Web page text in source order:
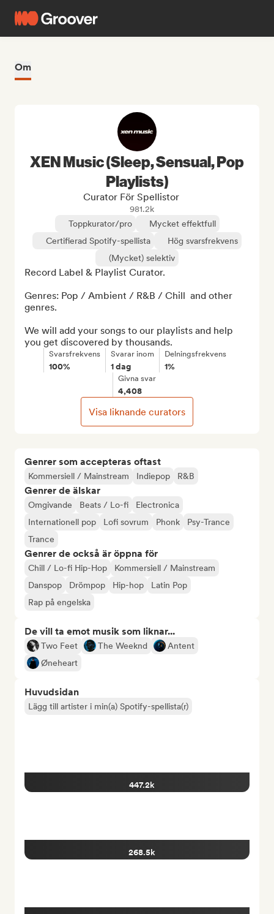
Om
Genrer som accepteras oftast
Kommersiell / Mainstream Indiepop R&B
Genrer de älskar
Omgivande Beats / Lo-fi
Electronica
Internationell pop
Lofi sovrum Phonk
Psy-Trance
Trance
Genrer de också är öppna för
Chill / Lo-fi Hip-Hop
Kommersiell / Mainstream
Danspop
Drömpop Hip-hop
Latin Pop
Rap på engelska
De vill ta emot musik som liknar...
Two Feet The Weeknd
Antent
Øneheart
Huvudsidan
Lägg till artister i min(a) Spotify-spellista(r)
447.2k
268.5k
XEN Music (Sleep, Sensual, Pop
Playlists)
Curator För Spellistor
981.2k
Toppkurator/pro
Mycket effektfull
Certifierad Spotify-spellista
Hög svarsfrekvens
(Mycket) selektiv
Record Label & Playlist Curator.
Genres: Pop / Ambient / R&B / Chill  and other
genres.
We will add your songs to our playlists and help
you get discovered by thousands.
Svarsfrekvens
100%
Svarar inom
1 dag
Delningsfrekvens
1%
Givna svar
4,408
Visa liknande curators